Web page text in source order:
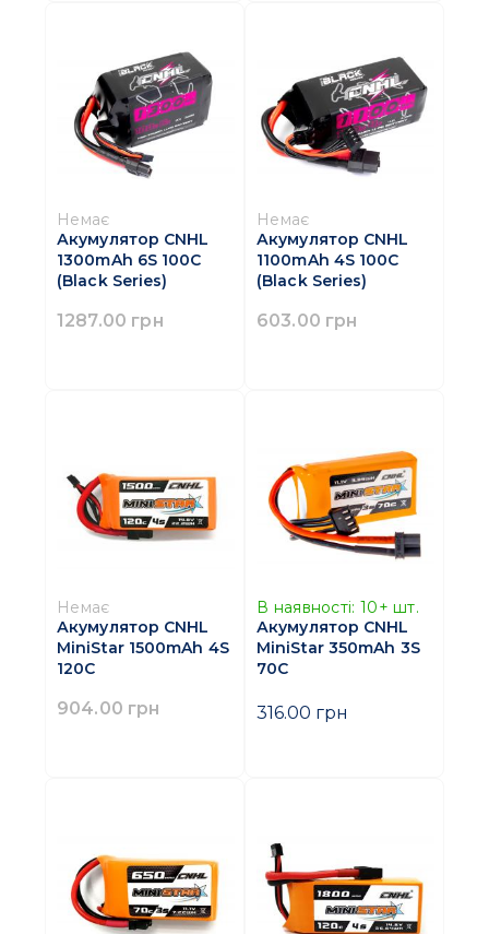
Немає
Акумулятор CNHL
1300mAh 6S 100C
(Black Series)
1287.00 грн
Немає
Акумулятор CNHL
1100mAh 4S 100C
(Black Series)
603.00 грн
Немає
Акумулятор CNHL
MiniStar 1500mAh 4S
120C
904.00 грн
В наявності: 10+ шт.
Акумулятор CNHL
MiniStar 350mAh 3S
70C
316.00 грн